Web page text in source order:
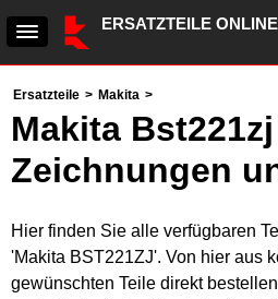
ERSATZTEILE ONLINE
Ersatzteile > Makita >
Makita Bst221zj
Zeichnungen
Hier finden Sie alle verfügbaren
'Makita BST221ZJ'. Von hier aus
gewünschten Teile direkt